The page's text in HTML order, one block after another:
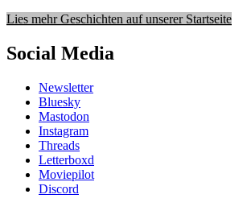
Lies mehr Geschichten auf unserer Startseite
Social Media
Newsletter
Bluesky
Mastodon
Instagram
Threads
Letterboxd
Moviepilot
Discord